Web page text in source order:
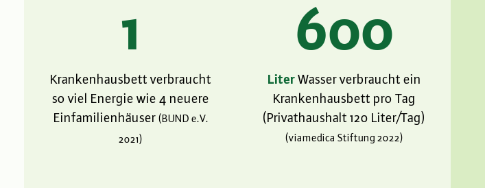
1
Krankenhausbett verbraucht
so viel Energie wie 4 neuere
Einfamilienhäuser (BUND e.V.
2021)
600
LiterWasser verbraucht ein
Krankenhausbett pro Tag
(Privathaushalt 120 Liter/Tag)
(viamedica Stiftung 2022)